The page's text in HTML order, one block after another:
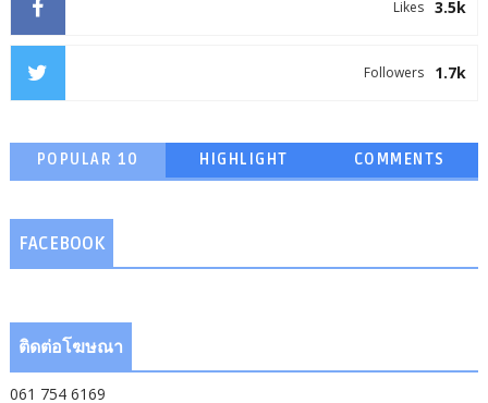
3.5k
Likes
1.7k
Followers
POPULAR 10 HIGHLIGHT COMMENTS
FACEBOOK
ติดต่อโฆษณา
061 754 6169